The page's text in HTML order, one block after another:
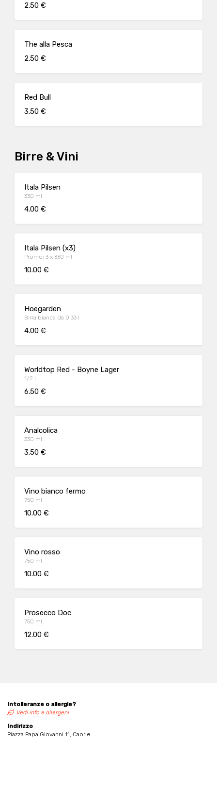
2.50 €
The alla Pesca
2.50 €
Red Bull
3.50 €
Birre & Vini
Itala Pilsen
330 ml
4.00 €
Itala Pilsen (x3)
Promo: 3 x 330 ml
10.00 €
Hoegarden
Birra bianca da 0.33 l
4.00 €
Worldtop Red - Boyne Lager
1/2 l
6.50 €
Analcolica
330 ml
3.50 €
Vino bianco fermo
750 ml
10.00 €
Vino rosso
750 ml
10.00 €
Prosecco Doc
750 ml
12.00 €
Intolleranze o allergie?
Vedi info e allergeni
Indirizzo
Piazza Papa Giovanni 11, Caorle